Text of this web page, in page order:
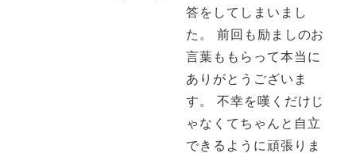
答をしてしまいまし
た。 前回も励ましのお
言葉ももらって本当に
ありがとうございま
す。 不幸を嘆くだけじ
ゃなくてちゃんと自立
できるように頑張りま